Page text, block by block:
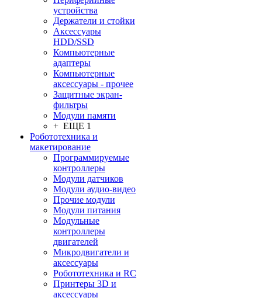
устройства
Держатели и стойки
Аксессуары
HDD/SSD
Компьютерные
адаптеры
Компьютерные
аксессуары - прочее
Защитные экран-
фильтры
Модули памяти
+ ЕЩЕ 1
Робототехника и
макетирование
Программируемые
контроллеры
Модули датчиков
Модули аудио-видео
Прочие модули
Модули питания
Модульные
контроллеры
двигателей
Микродвигатели и
аксессуары
Робототехника и RC
Принтеры 3D и
аксессуары